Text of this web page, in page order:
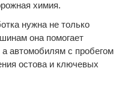
химия.
нужна не только
она помогает
а автомобилям с пробегом
остова и ключевых